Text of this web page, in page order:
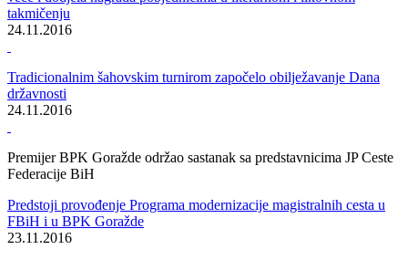
Predstavljeni rezultati Studije izvodljivosti za izgradnju industrijske
zone „Haldište“